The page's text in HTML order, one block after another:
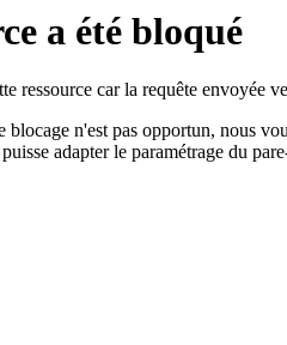
a été bloqué
car la requête envoyée
n'est pas opportun, nous
adapter le paramétrage du